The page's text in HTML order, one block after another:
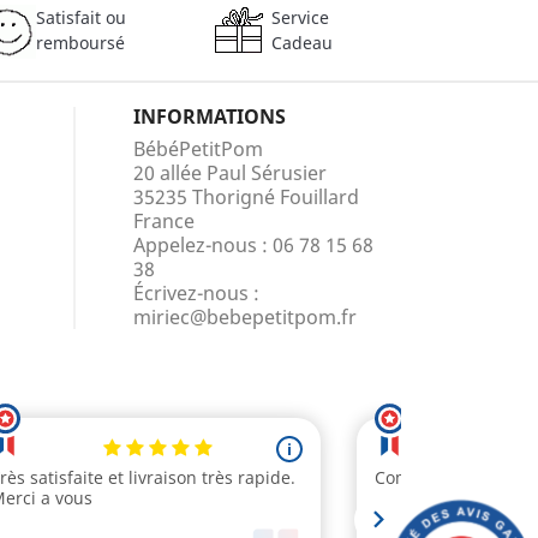
Satisfait ou
remboursé
Service
Cadeau
INFORMATIONS
BébéPetitPom
20 allée Paul Sérusier
35235 Thorigné Fouillard
France
Appelez-nous : 06 78 15 68
38
Écrivez-nous :
miriec@bebepetitpom.fr